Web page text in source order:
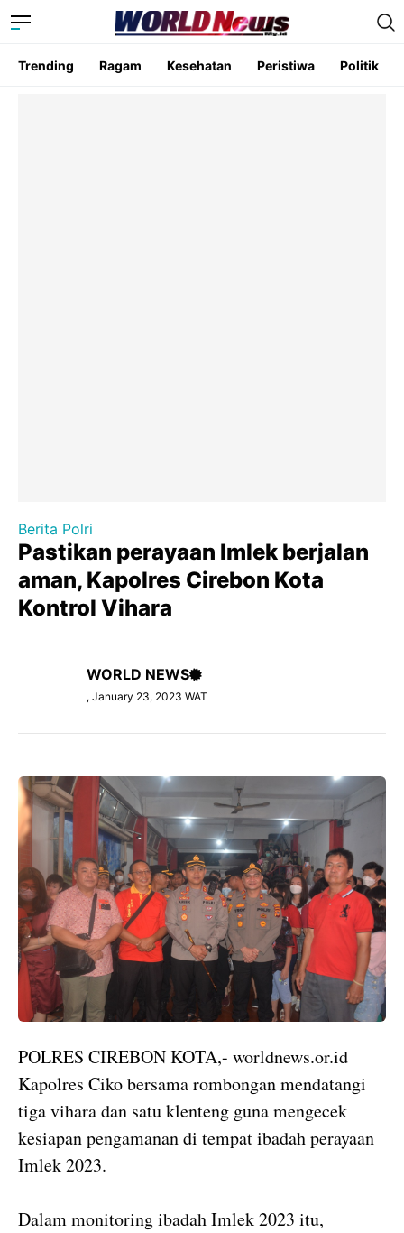
Trending Ragam Kesehatan Peristiwa Politik
Berita Polri
Pastikan perayaan Imlek berjalan
aman, Kapolres Cirebon Kota
Kontrol Vihara
WORLD NEWS
, January 23, 2023 WAT
POLRES CIREBON KOTA,- worldnews.or.id
Kapolres Ciko bersama rombongan mendatangi
tiga vihara dan satu klenteng guna mengecek
kesiapan pengamanan di tempat ibadah perayaan
Imlek 2023.
Dalam monitoring ibadah Imlek 2023 itu,